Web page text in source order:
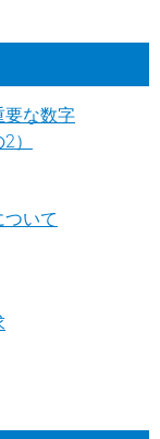
要な数字
）
いて